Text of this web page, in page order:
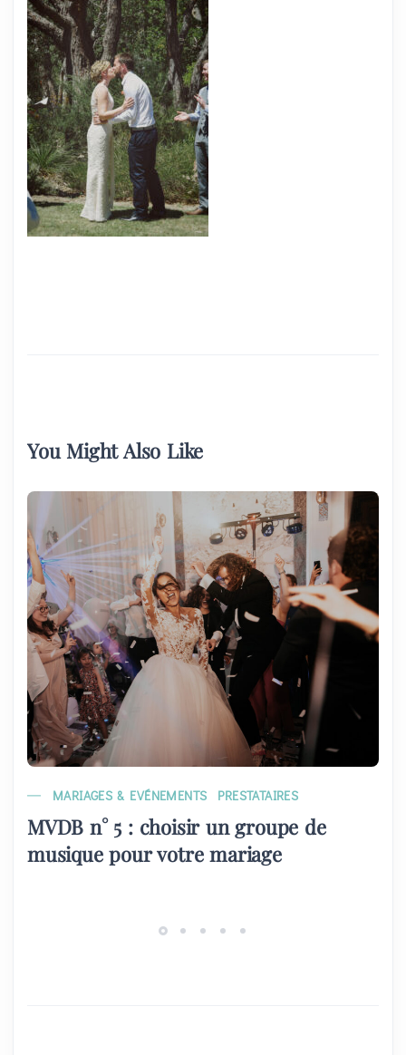
You Might Also Like
MARIAGES & EVÉNEMENTS PRESTATAIRES
MVDB n° 5 : choisir un groupe de
musique pour votre mariage